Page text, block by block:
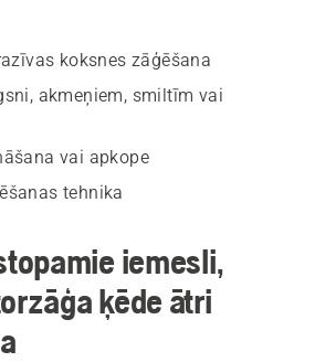
koksnes zāģēšana
akmeņiem, smiltīm vai
vai apkope
tehnika
iemesli,
ķēde ātri